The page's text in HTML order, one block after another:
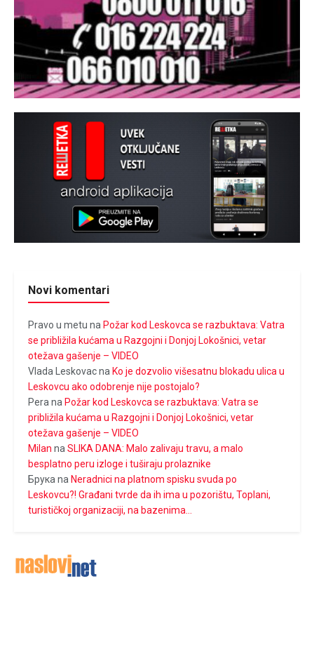
Novi komentari
Pravo u metu na Požar kod Leskovca se razbuktava: Vatra
se približila kućama u Razgojni i Donjoj Lokošnici, vetar
otežava gašenje – VIDEO
Vlada Leskovacna Ko je dozvolio višesatnu blokadu ulica u
Leskovcu ako odobrenje nije postojalo?
Pera na Požar kod Leskovca se razbuktava: Vatra se
približila kućama u Razgojni i Donjoj Lokošnici, vetar
otežava gašenje – VIDEO
Milan na SLIKA DANA: Malo zalivaju travu, a malo
besplatno peru izloge i tuširaju prolaznike
Брука na Neradnici na platnom spisku svuda po
Leskovcu?! Građani tvrde da ih ima u pozorištu, Toplani,
turističkoj organizaciji, na bazenima…